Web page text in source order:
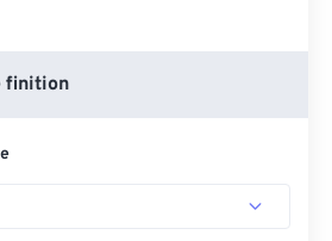
finition